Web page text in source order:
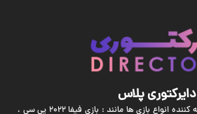
دایرکتوری پلاس
فروشگاه دایرکتوری پلاس عرضه کننده انواع بازی ها مانند : بازی فیفا 2022 پی سی ،